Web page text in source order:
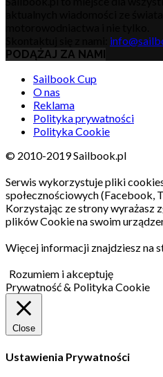
PODĄŻAJ ZA NAMI
Sailbook Cup
O nas
Reklama
Polityka prywatności
Polityka Cookie
© 2010-2019 Sailbook.pl
Serwis wykorzystuje pliki
społecznościowych (Facebook,
Korzystając ze strony wyrażasz
plików Cookie na swoim
Więcej informacji znajdziesz na
Rozumiem i akceptuję
Prywatność & Polityka Cookie
Close
Ustawienia Prywatności